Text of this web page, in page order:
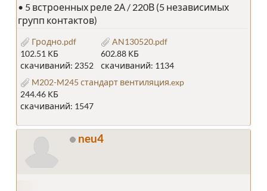
• 5 встроенных реле 2А / 220В (5 независимых
групп контактов)
Гродно.pdf
102.51 КБ
скачиваний: 2352
AN130520.pdf
602.88 КБ
скачиваний: 1134
M202-M245 стандарт вентиляция.exp
244.46 КБ
скачиваний: 1547
neu4